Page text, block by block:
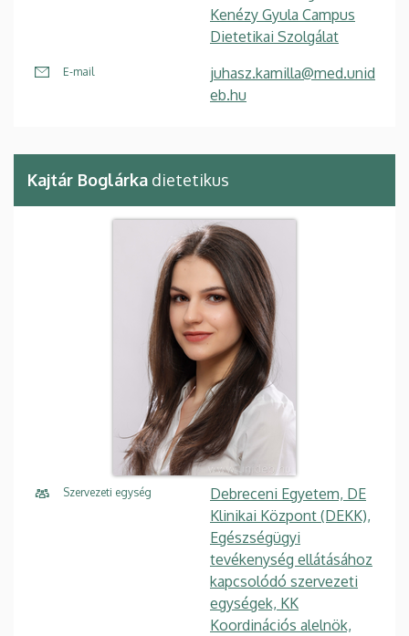
Kenézy Gyula Campus
Dietetikai Szolgálat
E-mail
juhasz.kamilla@med.unid
eb.hu
Kajtár Boglárka dietetikus
Szervezeti egység
Debreceni Egyetem, DE
Klinikai Központ (DEKK),
Egészségügyi
tevékenység ellátásához
kapcsolódó szervezeti
egységek, KK
Koordinációs alelnök,